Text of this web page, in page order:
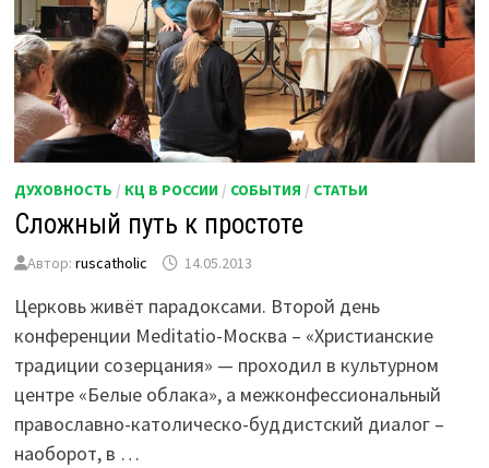
ДУХОВНОСТЬ / КЦ В РОССИИ / СОБЫТИЯ / СТАТЬИ
Сложный путь к простоте
Автор:ruscatholic 14.05.2013
Церковь живёт парадоксами. Второй день
конференции Meditatio-Москва – «Христианские
традиции созерцания» — проходил в культурном
центре «Белые облака», а межконфессиональный
православно-католическо-буддистский диалог –
наоборот, в …